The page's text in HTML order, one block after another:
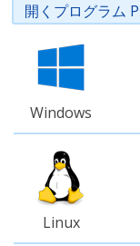
開くプログラム
Windows
Linux